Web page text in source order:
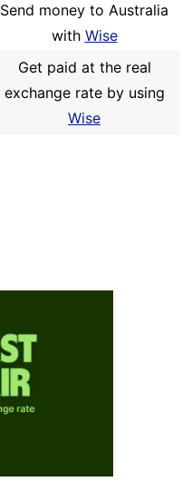
Send money to Australia
with Wise
Get paid at the real
exchange rate by using
Wise